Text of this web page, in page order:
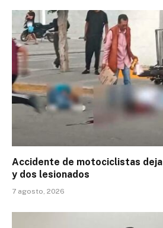
Accidente de motociclistas deja
y dos lesionados
7 agosto, 2026